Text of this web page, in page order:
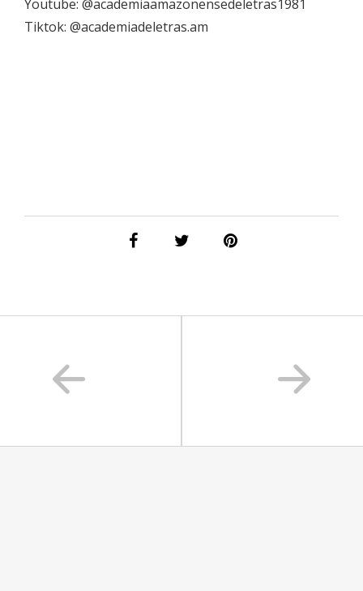
Youtube: @academiaamazonensedeletras1981
Tiktok: @academiadeletras.am